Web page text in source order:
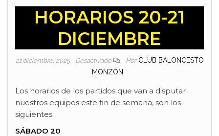
HORARIOS 20-21
DICIEMBRE
21 diciembre, 2025 Desactivado Por CLUB BALONCESTO
MONZÓN
Los horarios de los partidos que van a disputar
nuestros equipos este fin de semana, son los
siguientes:
SÁBADO 20